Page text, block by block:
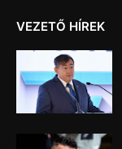
VEZETŐ HÍREK